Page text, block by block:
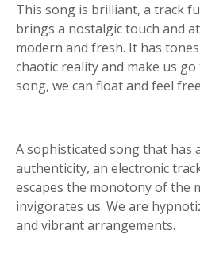
This song is brilliant, a track
brings a nostalgic touch and
modern and fresh. It has
chaotic reality and make us
song, we can float and feel
A sophisticated song that has
authenticity, an electronic
escapes the monotony of the
invigorates us. We are
and vibrant arrangements.